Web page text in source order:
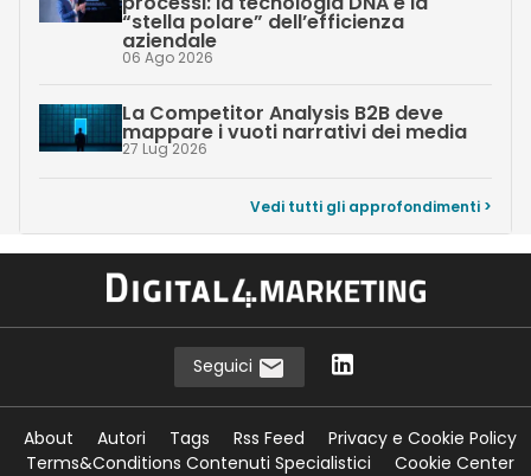
“stella polare” dell’efficienza
aziendale
06 Ago 2026
La Competitor Analysis B2B deve
mappare i vuoti narrativi dei media
27 Lug 2026
Vedi tutti gli approfondimenti >
Seguici
About Autori Tags Rss Feed
Privacy e Cookie Policy
Terms&Conditions Contenuti Specialistici
Cookie Center